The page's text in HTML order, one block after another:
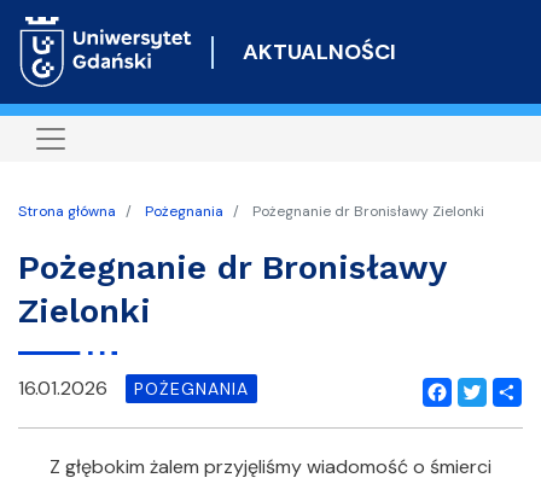
do
AKTUALNOŚCI
Strona główna Pożegnania Pożegnanie dr Bronisławy Zielonki
Pożegnanie dr Bronisławy
Zielonki
Facebook
Twitter
16.01.2026 POŻEGNANIA
Z głębokim żalem przyjęliśmy wiadomość o śmierci